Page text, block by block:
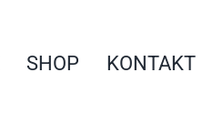
SHOP KONTAKT